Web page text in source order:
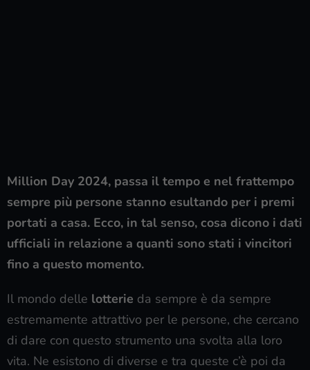
Million Day 2024, passa il tempo e nel frattempo
sempre più persone stanno esultando per i premi
portati a casa. Ecco, in tal senso, cosa dicono i dati
ufficiali in relazione a quanti sono stati i vincitori
fino a questo momento.
Il mondo delle lotterie da sempre è da sempre
estremamente attrattivo per le persone, che cercano
di dare con questo strumento una svolta alla loro
vita. Ne esistono di diverse e tra queste c’è poi da